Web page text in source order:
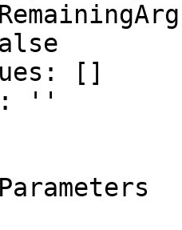
[]
''